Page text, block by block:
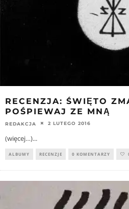
RECENZJA: ŚWIĘTO
POŚPIEWAJ ZE MNĄ
REDAKCJA 2 LUTEGO 2016
(więcej…)...
ALBUMY RECENZJE 0 KOMENTARZY